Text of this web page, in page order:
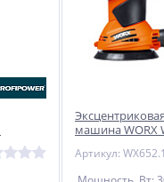
машина WORX
Артикул: WX652.1